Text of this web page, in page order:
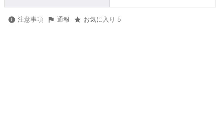
注意事項 通報 お気に入り 5